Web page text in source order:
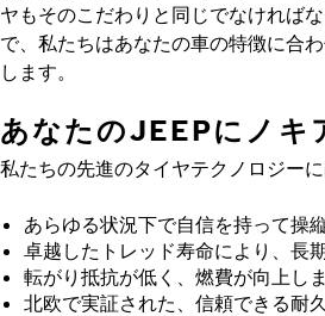
ヤもそのこだわりと同じでなければ
で、私たちはあなたの車の特徴に合
します。
あなたのJEEPにノキ
私たちの先進のタイヤテクノロジー
あらゆる状況下で自信を持って操
卓越したトレッド寿命により、長
転がり抵抗が低く、燃費が向上しま
北欧で実証された、信頼できる耐久